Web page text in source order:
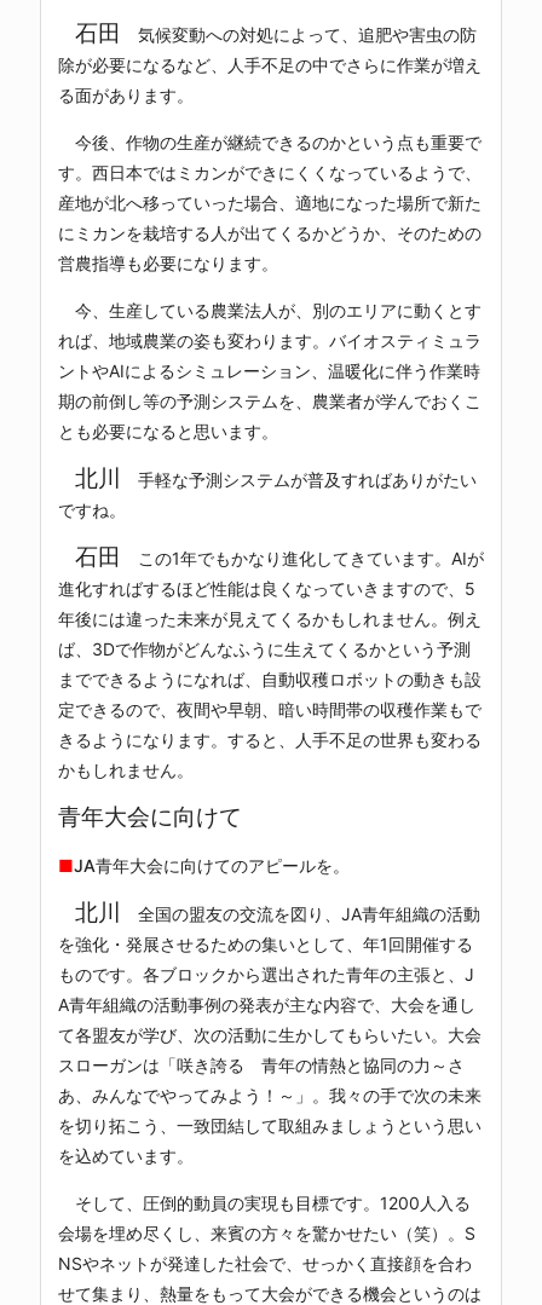
石田
気候変動への対処によって、追肥や害虫の防
除が必要になるなど、人手不足の中でさらに作業が増え
る面があります。
今後、作物の生産が継続できるのかという点も重要で
す。西日本ではミカンができにくくなっているようで、
産地が北へ移っていった場合、適地になった場所で新た
にミカンを栽培する人が出てくるかどうか、そのための
営農指導も必要になります。
今、生産している農業法人が、別のエリアに動くとす
れば、地域農業の姿も変わります。バイオスティミュラ
ントやAIによるシミュレーション、温暖化に伴う作業時
期の前倒し等の予測システムを、農業者が学んでおくこ
とも必要になると思います。
北川
手軽な予測システムが普及すればありがたい
ですね。
石田
この1年でもかなり進化してきています。AIが
進化すればするほど性能は良くなっていきますので、5
年後には違った未来が見えてくるかもしれません。例え
ば、3Dで作物がどんなふうに生えてくるかという予測
までできるようになれば、自動収穫ロボットの動きも設
定できるので、夜間や早朝、暗い時間帯の収穫作業もで
きるようになります。すると、人手不足の世界も変わる
かもしれません。
青年大会に向けて
■JA青年大会に向けてのアピールを。
北川
全国の盟友の交流を図り、JA青年組織の活動
を強化・発展させるための集いとして、年1回開催する
ものです。各ブロックから選出された青年の主張と、J
A青年組織の活動事例の発表が主な内容で、大会を通し
て各盟友が学び、次の活動に生かしてもらいたい。大会
スローガンは「咲き誇る 青年の情熱と協同の力～さ
あ、みんなでやってみよう！～」。我々の手で次の未来
を切り拓こう、一致団結して取組みましょうという思い
を込めています。
そして、圧倒的動員の実現も目標です。1200人入る
会場を埋め尽くし、来賓の方々を驚かせたい（笑）。S
NSやネットが発達した社会で、せっかく直接顔を合わ
せて集まり、熱量をもって大会ができる機会というのは